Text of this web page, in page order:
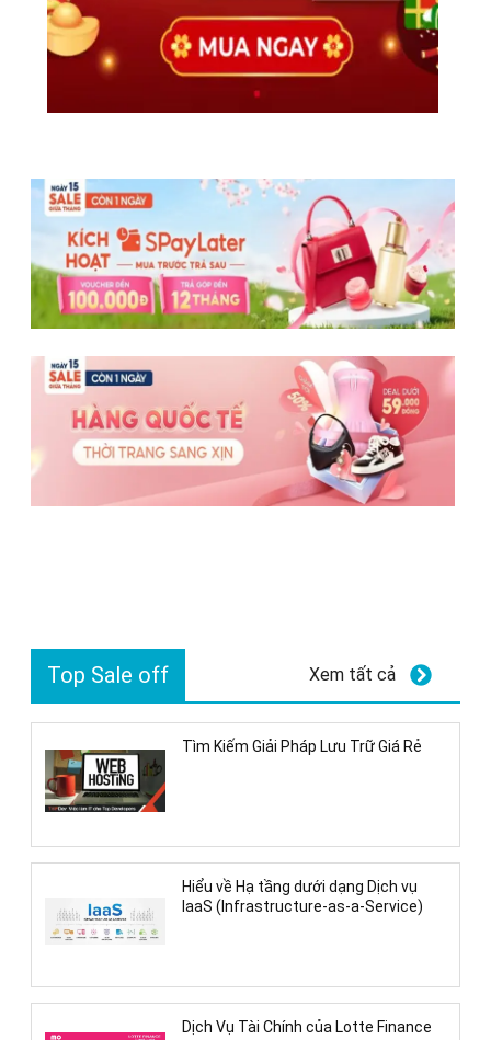
Top Sale off Xem tất cả
Tìm Kiếm Giải Pháp Lưu Trữ Giá Rẻ
Hiểu về Hạ tầng dưới dạng Dịch vụ
IaaS (Infrastructure-as-a-Service)
Dịch Vụ Tài Chính của Lotte Finance